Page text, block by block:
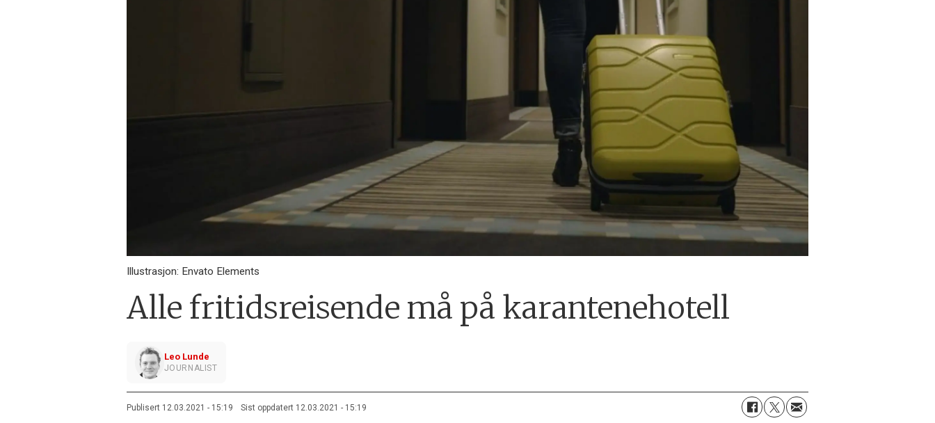
Illustrasjon: Envato Elements
Alle fritidsreisende må på karantenehotell
Leo Lunde
JOURNALIST
Publisert 12.03.2021 - 15:19 Sist oppdatert 12.03.2021 - 15:19